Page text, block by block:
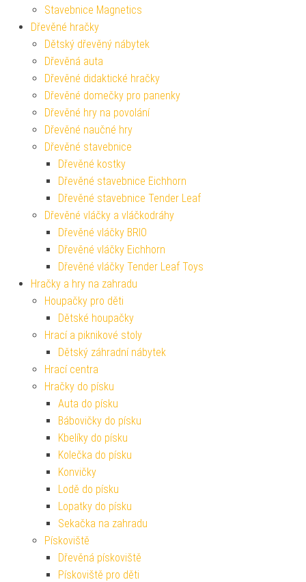
Stavebnice Magnetics
Dřevěné hračky
Dětský dřevěný nábytek
Dřevěná auta
Dřevěné didaktické hračky
Dřevěné domečky pro panenky
Dřevěné hry na povolání
Dřevěné naučné hry
Dřevěné stavebnice
Dřevěné kostky
Dřevěné stavebnice Eichhorn
Dřevěné stavebnice Tender Leaf
Dřevěné vláčky a vláčkodráhy
Dřevěné vláčky BRIO
Dřevěné vláčky Eichhorn
Dřevěné vláčky Tender Leaf Toys
Hračky a hry na zahradu
Houpačky pro děti
Dětské houpačky
Hrací a piknikové stoly
Dětský záhradní nábytek
Hrací centra
Hračky do písku
Auta do písku
Bábovičky do písku
Kbelíky do písku
Kolečka do písku
Konvičky
Lodě do písku
Lopatky do písku
Sekačka na zahradu
Pískoviště
Dřevěná pískoviště
Pískoviště pro děti